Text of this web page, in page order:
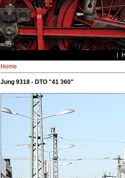
Home
Jung 9318 - DTO "41 360"